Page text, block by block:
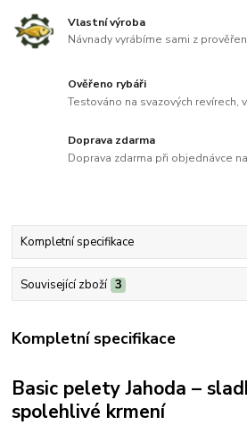
Vlastní výroba
Návnady vyrábíme sami z
Ověřeno rybáři
Testováno na svazových revírech,
Doprava zdarma
Doprava zdarma při objednávce
Kompletní specifikace
Související zboží 3
Kompletní specifikace
Basic pelety Jahoda –
spolehlivé krmení